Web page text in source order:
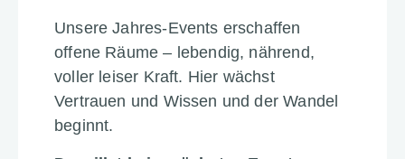
Unsere Jahres-Events erschaffen
offene Räume – lebendig, nährend,
voller leiser Kraft. Hier wächst
Vertrauen und Wissen und der Wandel
beginnt.